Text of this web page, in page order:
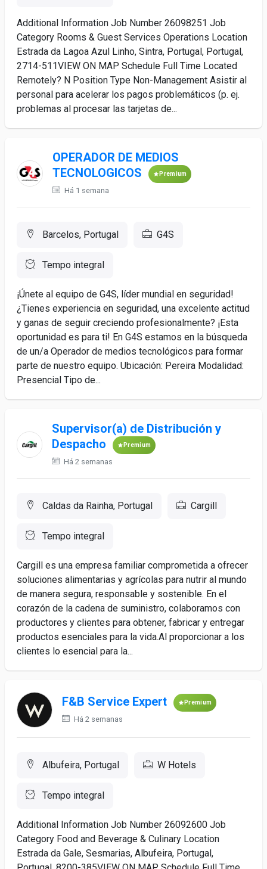
Additional Information Job Number 26098251 Job
Category Rooms & Guest Services Operations Location
Estrada da Lagoa Azul Linho, Sintra, Portugal, Portugal,
2714-511VIEW ON MAP Schedule Full Time Located
Remotely? N Position Type Non-Management Asistir al
personal para acelerar los pagos problemáticos (p. ej.
problemas al procesar las tarjetas de...
OPERADOR DE MEDIOS
TECNOLOGICOS
Premium
Há 1 semana
Barcelos, Portugal G4S
Tempo integral
¡Únete al equipo de G4S, líder mundial en seguridad!
¿Tienes experiencia en seguridad, una excelente actitud
y ganas de seguir creciendo profesionalmente? ¡Esta
oportunidad es para ti! En G4S estamos en la búsqueda
de un/a Operador de medios tecnológicos para formar
parte de nuestro equipo. Ubicación: Pereira Modalidad:
Presencial Tipo de...
Supervisor(a) de Distribución y
Despacho
Premium
Há 2 semanas
Caldas da Rainha, Portugal Cargill
Tempo integral
Cargill es una empresa familiar comprometida a ofrecer
soluciones alimentarias y agrícolas para nutrir al mundo
de manera segura, responsable y sostenible. En el
corazón de la cadena de suministro, colaboramos con
productores y clientes para obtener, fabricar y entregar
productos esenciales para la vida.Al proporcionar a los
clientes lo esencial para la...
F&B Service Expert Premium
Há 2 semanas
Albufeira, Portugal W Hotels
Tempo integral
Additional Information Job Number 26092600 Job
Category Food and Beverage & Culinary Location
Estrada da Gale, Sesmarias, Albufeira, Portugal,